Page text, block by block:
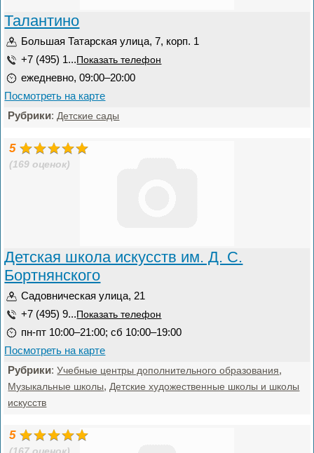
Талантино
Большая Татарская улица, 7, корп. 1
+7 (495) 1... Показать телефон
ежедневно, 09:00–20:00
Посмотреть на карте
Рубрики: Детские сады
5
(169 оценок)
Детская школа искусств им. Д. С.
Бортнянского
Садовническая улица, 21
+7 (495) 9... Показать телефон
пн-пт 10:00–21:00; сб 10:00–19:00
Посмотреть на карте
Рубрики:Учебные центры дополнительного образования,
Музыкальные школы, Детские художественные школы и школы
искусств
5